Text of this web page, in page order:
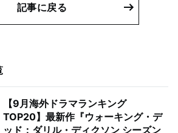
記事に戻る
【9月海外ドラマランキング
TOP20】最新作『ウォーキング・デ
ッド：ダリル・ディクソン シーズン